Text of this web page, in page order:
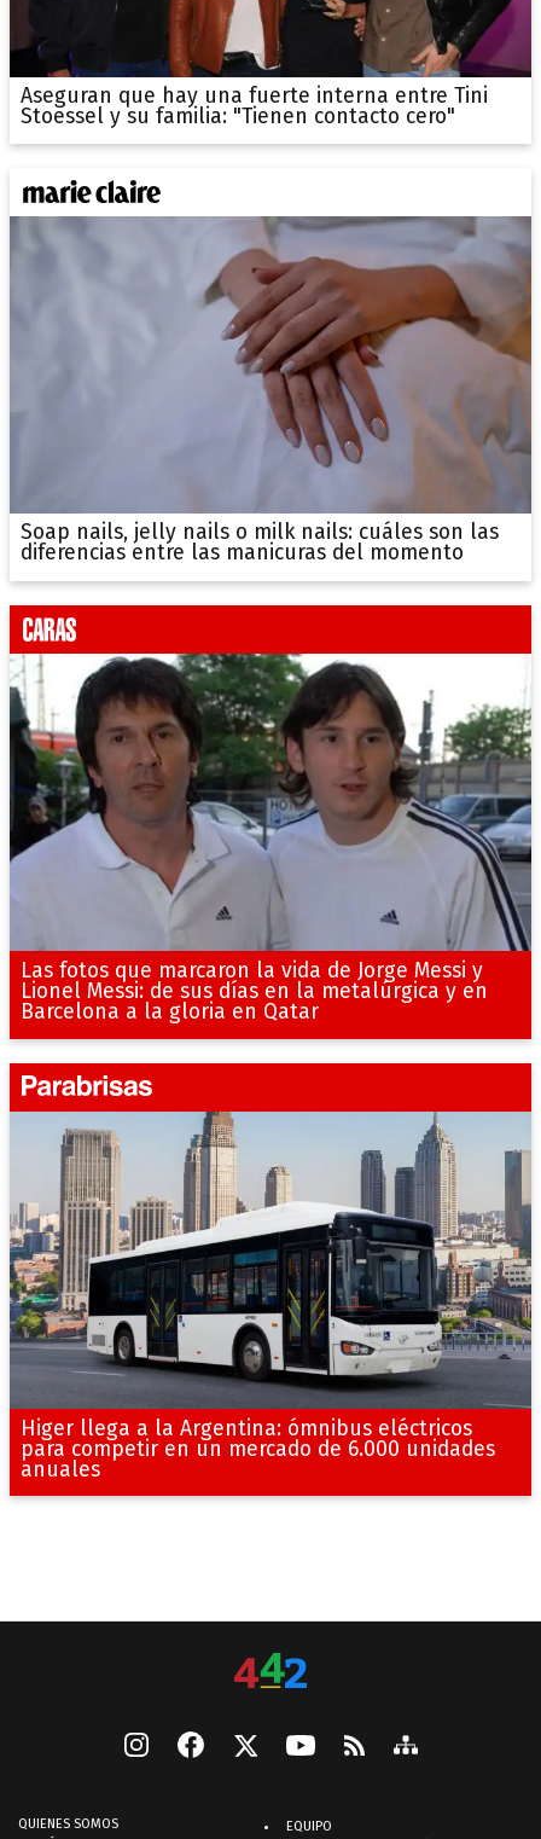
Aseguran que hay una fuerte interna entre Tini
Stoessel y su familia: "Tienen contacto cero"
Soap nails, jelly nails o milk nails: cuáles son las
diferencias entre las manicuras del momento
Las fotos que marcaron la vida de Jorge Messi y
Lionel Messi: de sus días en la metalúrgica y en
Barcelona a la gloria en Qatar
Higer llega a la Argentina: ómnibus eléctricos
para competir en un mercado de 6.000 unidades
anuales
QUIENES SOMOS
EQUIPO